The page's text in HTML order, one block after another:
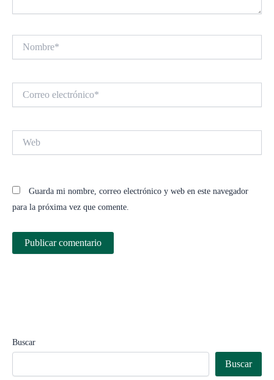
electrónico*
Guarda mi nombre, correo electrónico y web en este navegador
para la próxima vez que comente.
Buscar
Buscar